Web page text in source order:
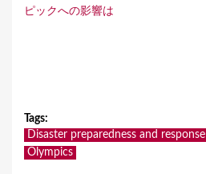
ピックへの影響は
Tags:
Disaster preparedness and response
Olympics